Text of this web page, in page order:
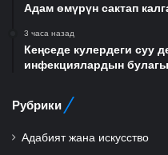
Адам өмүрүн сактап
3 часа назад
Кеңседе кулердеги суу
инфекциялардын
Рубрики
Адабият жана искусство